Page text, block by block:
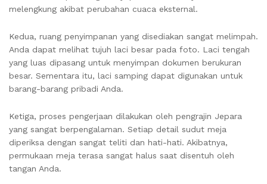
melengkung akibat perubahan cuaca eksternal.
Kedua, ruang penyimpanan yang disediakan sangat melimpah.
Anda dapat melihat tujuh laci besar pada foto. Laci tengah
yang luas dipasang untuk menyimpan dokumen berukuran
besar. Sementara itu, laci samping dapat digunakan untuk
barang-barang pribadi Anda.
Ketiga, proses pengerjaan dilakukan oleh pengrajin Jepara
yang sangat berpengalaman. Setiap detail sudut meja
diperiksa dengan sangat teliti dan hati-hati. Akibatnya,
permukaan meja terasa sangat halus saat disentuh oleh
tangan Anda.